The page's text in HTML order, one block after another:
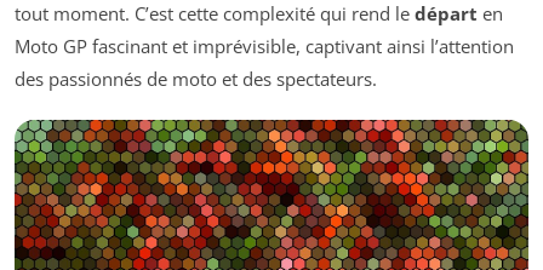
tout moment. C’est cette complexité qui rend le départ en
Moto GP fascinant et imprévisible, captivant ainsi l’attention
des passionnés de moto et des spectateurs.